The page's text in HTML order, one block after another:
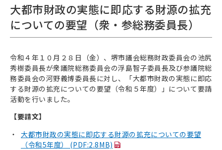
大都市財政の実態に即応する財源の拡充
についての要望（衆・参総務委員長）
令和４年１０月２８日（金）、堺市議会総務財政委員会の池尻
秀樹委員長が衆議院総務委員会の浮島智子委員長及び参議院総
務委員会の河野義博委員長に対し、「大都市財政の実態に即応
する財源の拡充についての要望（令和５年度）」について要請
活動を行いました。
【要請文】
大都市財政の実態に即応する財源の拡充についての要望
（令和5年度） (PDF:2.8MB)